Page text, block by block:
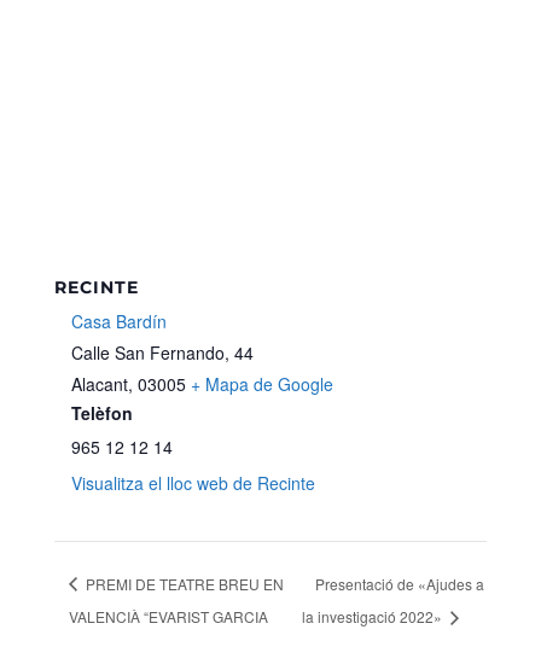
RECINTE
Casa Bardín
Calle San Fernando, 44
Alacant, 03005 + Mapa de Google
Telèfon
965 12 12 14
Visualitza el lloc web de Recinte
PREMI DE TEATRE BREU EN
VALENCIÀ “EVARIST GARCIA
Presentació de «Ajudes a
la investigació 2022»